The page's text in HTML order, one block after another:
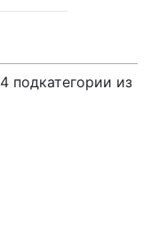
подкатегории из